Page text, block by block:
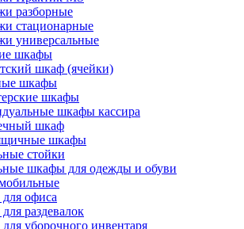
разборные
стационарные
универсальные
шкафы
шкаф (ячейки)
шкафы
шкафы
шкафы кассира
шкаф
шкафы
стойки
шкафы для одежды и обуви
офиса
раздевалок
уборочного инвентаря